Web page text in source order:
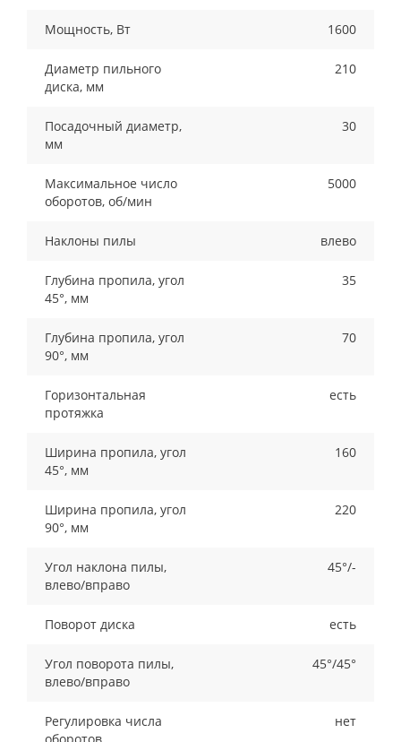
Мощность, Вт 1600
Диаметр пильного
диска, мм
210
Посадочный диаметр,
мм
30
Максимальное число
оборотов, об/мин
5000
Наклоны пилы влево
Глубина пропила, угол
45°, мм
35
Глубина пропила, угол
90°, мм
70
Горизонтальная
протяжка
есть
Ширина пропила, угол
45°, мм
160
Ширина пропила, угол
90°, мм
220
Угол наклона пилы,
влево/вправо
45°/-
Поворот диска есть
Угол поворота пилы,
влево/вправо
45°/45°
Регулировка числа
нет